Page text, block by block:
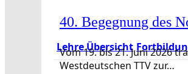
Lehre Übersicht
40. Begegnung des
Vom 19. bis 21. Juni 2026
Westdeutschen TTV zur…